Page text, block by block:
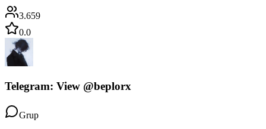
3.659
0.0
Telegram: View @beplorx
Grup